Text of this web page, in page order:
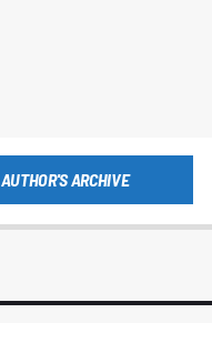
AUTHOR'S ARCHIVE